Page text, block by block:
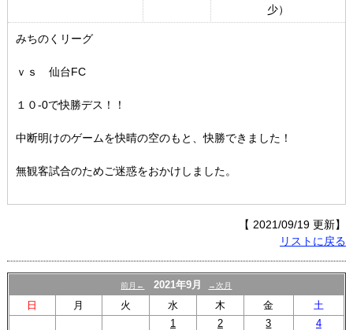
少）
みちのくリーグ
ｖｓ 仙台FC
１０-0で快勝デス！！
中断明けのゲームを快晴の空のもと、快勝できました！
無観客試合のためご迷惑をおかけしました。
【 2021/09/19 更新】
リストに戻る
前月← 2021年9月 →次月
日 月 火 水 木 金
土
1
2 3
4